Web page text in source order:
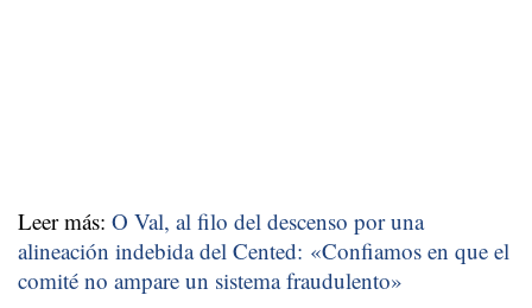
Leer más: O Val, al filo del descenso por una
alineación indebida del Cented: «Confiamos en que el
comité no ampare un sistema fraudulento»